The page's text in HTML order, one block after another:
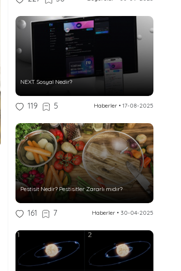
NEXT Sosyal Nedir?
119 5 Haberler• 17-08-2025
Pestisit Nedir? Pestisitler Zararlı mıdır?
161 7 Haberler• 30-04-2025